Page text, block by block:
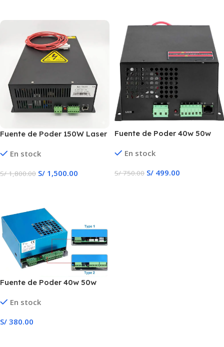
Fuente de Poder 150W Laser
En stock
S/1,800.00 S/ 1,500.00
Fuente de Poder 40w 50w
En stock
S/750.00 S/ 499.00
Fuente de Poder 40w 50w
En stock
S/ 380.00